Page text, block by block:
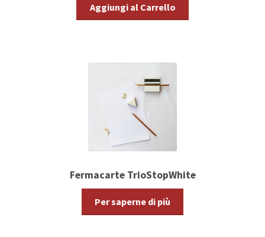
Aggiungi al Carrello
Fermacarte TrioStopWhite
Per saperne di più